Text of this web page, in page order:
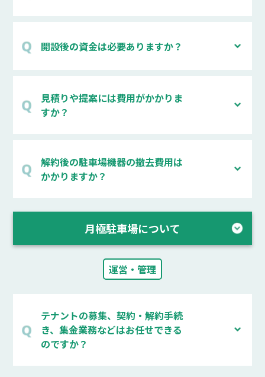
開設後の資金は必要ありますか？
見積りや提案には費用がかかりま
すか？
解約後の駐車場機器の撤去費用は
かかりますか？
月極駐車場について
運営・管理
テナントの募集、契約・解約手続
き、集金業務などはお任せできる
のですか？